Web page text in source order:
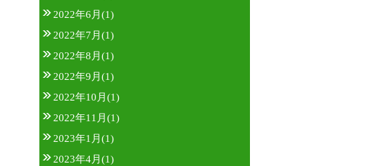
2022年6月(1)
2022年7月(1)
2022年8月(1)
2022年9月(1)
2022年10月(1)
2022年11月(1)
2023年1月(1)
2023年4月(1)